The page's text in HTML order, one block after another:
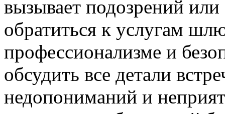
вызывает подозрений
обратиться к услугам
профессионализме и
обсудить все детали
недопониманий и